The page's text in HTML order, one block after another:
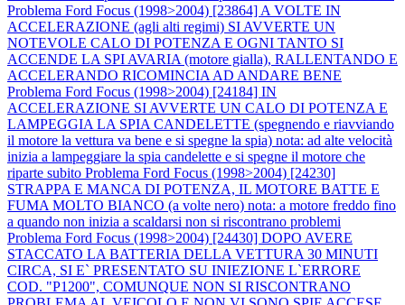
Problema Ford Focus (1998>2004) [23864] A VOLTE IN
ACCELERAZIONE (agli alti regimi) SI AVVERTE UN
NOTEVOLE CALO DI POTENZA E OGNI TANTO SI
ACCENDE LA SPI AVARIA (motore gialla), RALLENTANDO E
ACCELERANDO RICOMINCIA AD ANDARE BENE
Problema Ford Focus (1998>2004) [24184] IN
ACCELERAZIONE SI AVVERTE UN CALO DI POTENZA E
LAMPEGGIA LA SPIA CANDELETTE (spegnendo e riavviando
il motore la vettura va bene e si spegne la spia) nota: ad alte velocità
inizia a lampeggiare la spia candelette e si spegne il motore che
riparte subito Problema Ford Focus (1998>2004) [24230]
STRAPPA E MANCA DI POTENZA, IL MOTORE BATTE E
FUMA MOLTO BIANCO (a volte nero) nota: a motore freddo fino
a quando non inizia a scaldarsi non si riscontrano problemi
Problema Ford Focus (1998>2004) [24430] DOPO AVERE
STACCATO LA BATTERIA DELLA VETTURA 30 MINUTI
CIRCA, SI E` PRESENTATO SU INIEZIONE L`ERRORE
COD. "P1200", COMUNQUE NON SI RISCONTRANO